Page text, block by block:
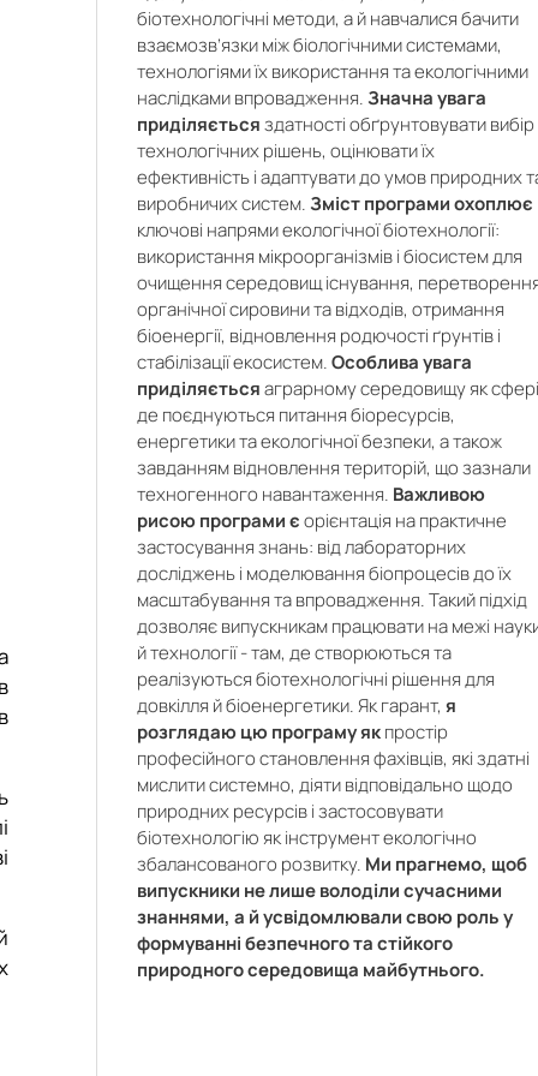
біотехнологічні методи, а й навчалися бачити
взаємозв’язки між біологічними системами,
технологіями їх використання та екологічними
наслідками впровадження. Значна увага
приділяєтьсяздатності обґрунтовувати вибір
технологічних рішень, оцінювати їх
ефективність і адаптувати до умов природних
виробничих систем. Зміст програми охоплює
ключові напрями екологічної біотехнології:
використання мікроорганізмів і біосистем для
очищення середовищ існування,
органічної сировини та відходів, отримання
біоенергії, відновлення родючості ґрунтів і
стабілізації екосистем.Особлива увага
приділяєтьсяаграрному середовищу як
де поєднуються питання біоресурсів,
енергетики та екологічної безпеки, а також
завданням відновлення територій, що зазнали
техногенного навантаження. Важливою
рисою програми єорієнтація на практичне
застосування знань: від лабораторних
досліджень і моделювання біопроцесів до їх
масштабування та впровадження. Такий підхід
дозволяє випускникам працювати на межі
й технології - там, де створюються та
реалізуються біотехнологічні рішення для
довкілля й біоенергетики. Як гарант,я
розглядаю цю програму якпростір
професійного становлення фахівців, які здатні
мислити системно, діяти відповідально щодо
природних ресурсів і застосовувати
біотехнологію як інструмент екологічно
збалансованого розвитку. Ми прагнемо, щоб
випускники не лише володіли сучасними
знаннями, а й усвідомлювали свою роль у
формуванні безпечного та стійкого
природного середовища майбутнього.